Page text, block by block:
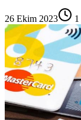
26 Ekim 2023 1